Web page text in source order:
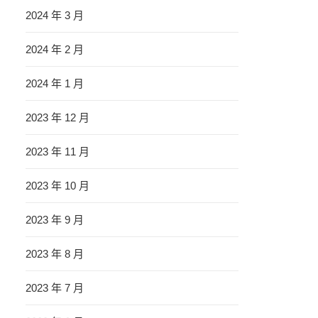
2024 年 3 月
2024 年 2 月
2024 年 1 月
2023 年 12 月
2023 年 11 月
2023 年 10 月
2023 年 9 月
2023 年 8 月
2023 年 7 月